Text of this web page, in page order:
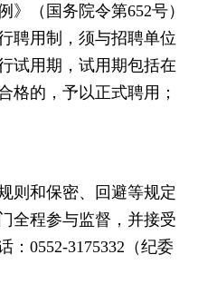
》（国务院令第652号）
聘用制，须与招聘单位
试用期，试用期包括在
格的，予以正式聘用；
则和保密、回避等规定
全程参与监督，并接受
：0552-3175332（纪委